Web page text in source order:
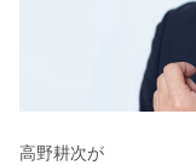
高野耕次が